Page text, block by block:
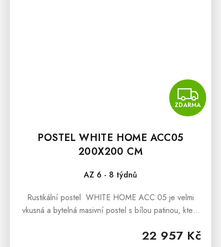
ZDARMA
POSTEL WHITE HOME ACC05
200X200 CM
AZ 6 - 8 týdnů
22 957 Kč
Rustikální postel WHITE HOME ACC 05 je velmi
vkusná a bytelná masivní postel s bílou patinou, která